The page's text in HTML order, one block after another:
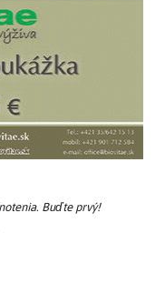
Buďte prvý!